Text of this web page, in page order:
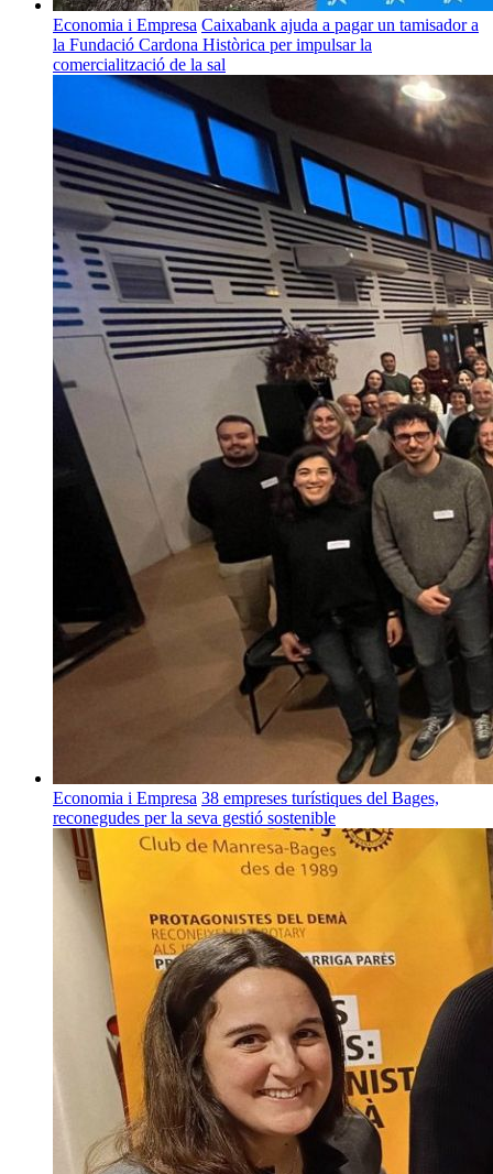
Economia i Empresa Caixabank ajuda a pagar un tamisador a
la Fundació Cardona Històrica per impulsar la
comercialització de la sal
Economia i Empresa 38 empreses turístiques del Bages,
reconegudes per la seva gestió sostenible